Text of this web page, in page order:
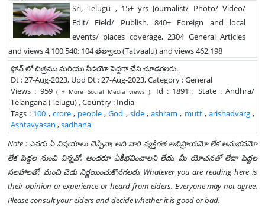
Sri, Telugu , 15+ yrs Journalist/ Photo/ Video/
Edit/ Field/ Publish. 840+ Foreign and local
events/ places coverage, 2304 General Articles
and views 4,100,540; 104 తత్వాలు (Tatvaalu) and views 462,198
ఫోన్ లో చిత్రము మరియు వీడియో పెద్దగా చేసి చూడగలరు.
Dt : 27-Aug-2023, Upd Dt : 27-Aug-2023, Category : General
Views : 959 ( + More Social Media views ), Id : 1891 , State : Andhra/
Telangana (Telugu) , Country : India
Tags : 100 , crore, people ,God , side,ashram , mutt, arishadvarg,
Ashtavyasan ,sadhana
Note : ఎవరు ఏ విషయాలు చెప్పినా, అది వారి వ్యక్తిగత అభిప్రాయమో లేక అనుభవమో
లేక పెద్దల నుంచి విన్నవో. అందరూ ఏకీభవించాలని లేదు. మీ యోచనతో లేదా పెద్దల
సలహాలతో, మంచి చెడు నిర్ణయించుకొనగలరు. Whatever you are reading here is
their opinion or experience or heard from elders. Everyone may not agree.
Please consult your elders and decide whether it is good or bad.